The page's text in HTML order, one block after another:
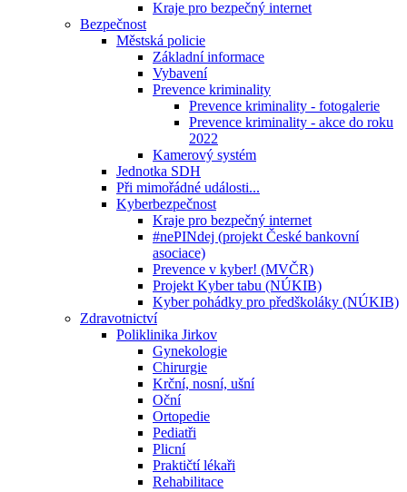
Kraje pro bezpečný internet
Bezpečnost
Městská policie
Základní informace
Vybavení
Prevence kriminality
Prevence kriminality - fotogalerie
Prevence kriminality - akce do roku
2022
Kamerový systém
Jednotka SDH
Při mimořádné události...
Kyberbezpečnost
Kraje pro bezpečný internet
#nePINdej (projekt České bankovní
asociace)
Prevence v kyber! (MVČR)
Projekt Kyber tabu (NÚKIB)
Kyber pohádky pro předškoláky (NÚKIB)
Zdravotnictví
Poliklinika Jirkov
Gynekologie
Chirurgie
Krční, nosní, ušní
Oční
Ortopedie
Pediatři
Plicní
Praktičtí lékaři
Rehabilitace